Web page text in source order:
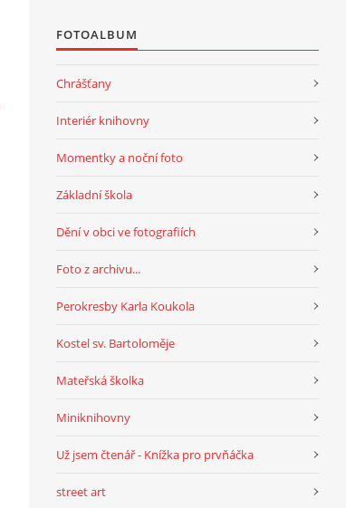
FOTOALBUM
Chrášťany
Interiér knihovny
Momentky a noční foto
Základní škola
Dění v obci ve fotografiích
Foto z archivu...
Perokresby Karla Koukola
Kostel sv. Bartoloměje
Mateřská školka
Miniknihovny
Už jsem čtenář - Knížka pro prvňáčka
street art